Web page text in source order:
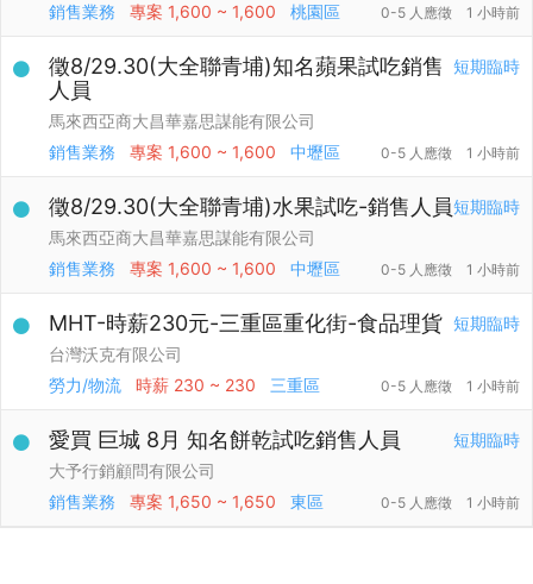
銷售業務
專案 1,600 ~ 1,600 桃園區 0-5 人應徵 1 小時前
短期臨時
徵8/29.30(大全聯青埔)知名蘋果試吃銷售
人員
馬來西亞商大昌華嘉思謀能有限公司
銷售業務
專案 1,600 ~ 1,600 中壢區 0-5 人應徵 1 小時前
短期臨時
徵8/29.30(大全聯青埔)水果試吃-銷售人員
馬來西亞商大昌華嘉思謀能有限公司
銷售業務
專案 1,600 ~ 1,600 中壢區 0-5 人應徵 1 小時前
短期臨時
MHT-時薪230元-三重區重化街-食品理貨
台灣沃克有限公司
勞力/物流
時薪 230 ~ 230 三重區 0-5 人應徵 1 小時前
短期臨時
愛買 巨城 8月 知名餅乾試吃銷售人員
大予行銷顧問有限公司
銷售業務
專案 1,650 ~ 1,650 東區 0-5 人應徵 1 小時前